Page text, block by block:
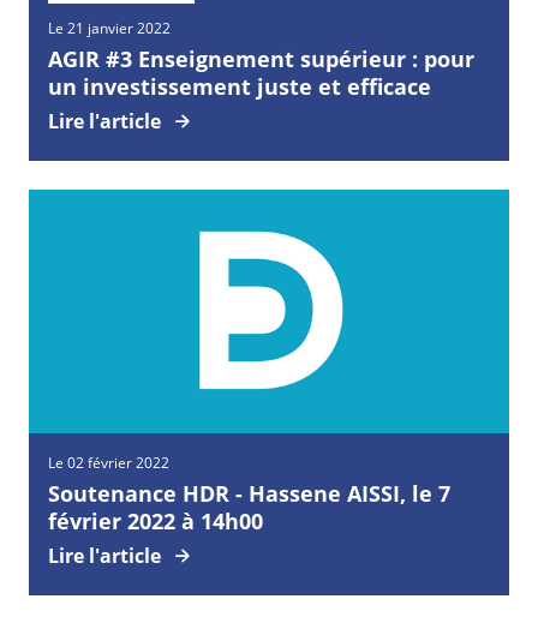
Le 21 janvier 2022
AGIR #3 Enseignement supérieur : pour
un investissement juste et efficace
Lire l'article
Le 02 février 2022
Soutenance HDR - Hassene AISSI, le 7
février 2022 à 14h00
Lire l'article